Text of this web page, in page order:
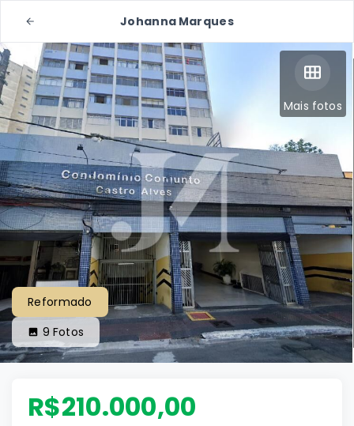
Johanna Marques
Mais fotos
Reformado
9 Fotos
R$210.000,00